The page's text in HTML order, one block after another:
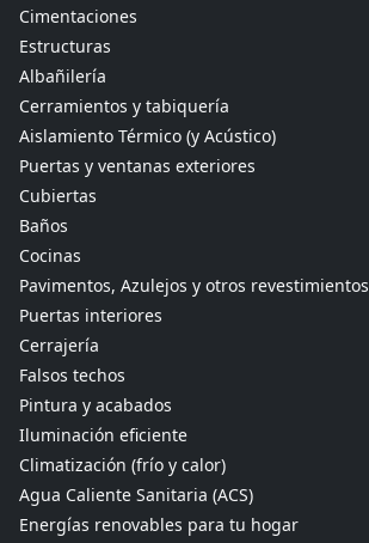
Cimentaciones
Estructuras
Albañilería
Cerramientos y tabiquería
Aislamiento Térmico (y Acústico)
Puertas y ventanas exteriores
Cubiertas
Baños
Cocinas
Pavimentos, Azulejos y otros revestimientos
Puertas interiores
Cerrajería
Falsos techos
Pintura y acabados
Iluminación eficiente
Climatización (frío y calor)
Agua Caliente Sanitaria (ACS)
Energías renovables para tu hogar